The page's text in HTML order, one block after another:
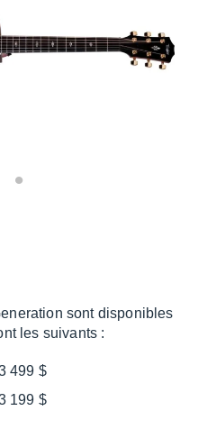
sont dispo­nibles
les suivants :
499 $
199 $